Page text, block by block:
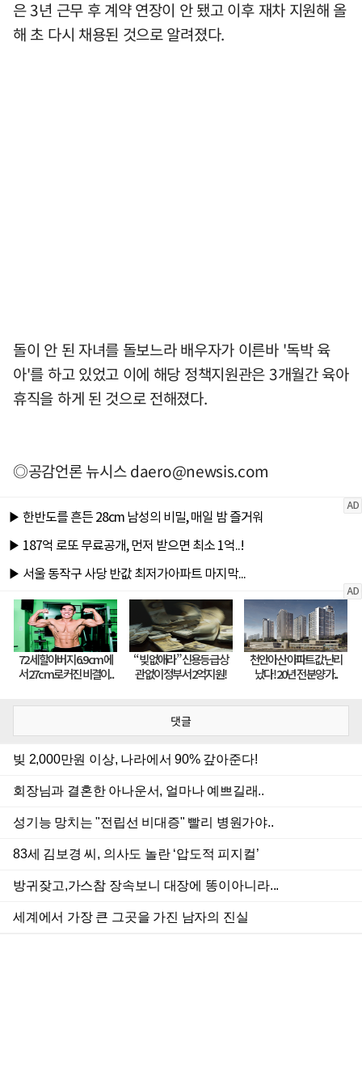
은 3년 근무 후 계약 연장이 안 됐고 이후 재차 지원해 올
해 초 다시 채용된 것으로 알려졌다.
돌이 안 된 자녀를 돌보느라 배우자가 이른바 '독박 육
아'를 하고 있었고 이에 해당 정책지원관은 3개월간 육아
휴직을 하게 된 것으로 전해졌다.
◎공감언론 뉴시스daero@newsis.com
댓글